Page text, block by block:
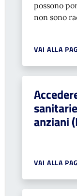
possono
non sono
VAI ALLA
anziani
VAI ALLA